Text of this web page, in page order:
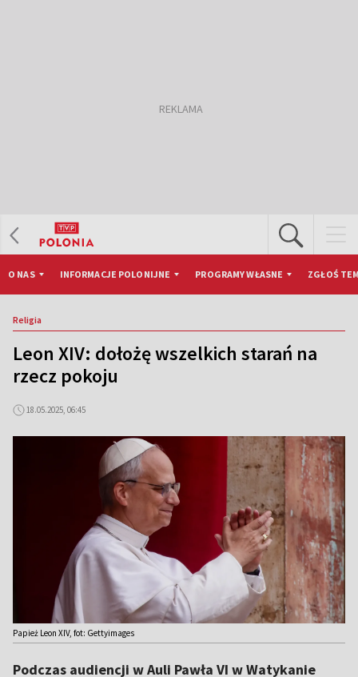
O NAS INFORMACJE POLONIJNE PROGRAMY WŁASNE ZGŁOŚ
Religia
Leon XIV: dołożę wszelkich starań na
rzecz pokoju
18.05.2025, 06:45
Papież Leon XIV, fot: Gettyimages
Podczas audiencji w Auli Pawła VI w Watykanie